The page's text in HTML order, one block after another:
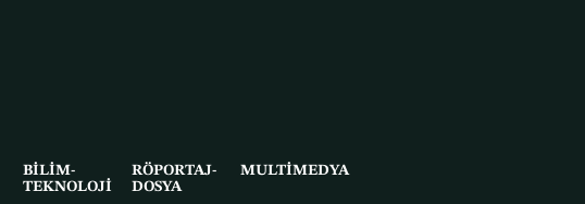
BİLİM-
TEKNOLOJİ
RÖPORTAJ-
DOSYA
MULTİMEDYA